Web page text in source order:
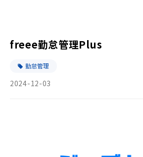
freee勤怠管理Plus
勤怠管理
2024-12-03